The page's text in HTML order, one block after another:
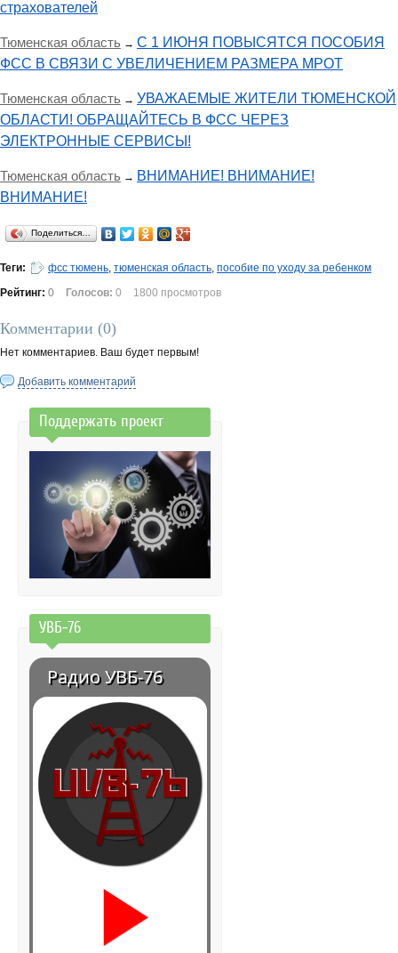
страхователей
Тюменская область → С 1 ИЮНЯ ПОВЫСЯТСЯ ПОСОБИЯ
ФСС В СВЯЗИ С УВЕЛИЧЕНИЕМ РАЗМЕРА МРОТ
Тюменская область → УВАЖАЕМЫЕ ЖИТЕЛИ ТЮМЕНСКОЙ
ОБЛАСТИ! ОБРАЩАЙТЕСЬ В ФСС ЧЕРЕЗ
ЭЛЕКТРОННЫЕ СЕРВИСЫ!
Тюменская область → ВНИМАНИЕ! ВНИМАНИЕ!
ВНИМАНИЕ!
Поделиться…
Теги: фсс тюмень, тюменская область, пособие по уходу за ребенком
Рейтинг: 0 Голосов: 0 1800 просмотров
Комментарии (0)
Нет комментариев. Ваш будет первым!
Добавить комментарий
Поддержать проект
УВБ-76
Радио УВБ-76